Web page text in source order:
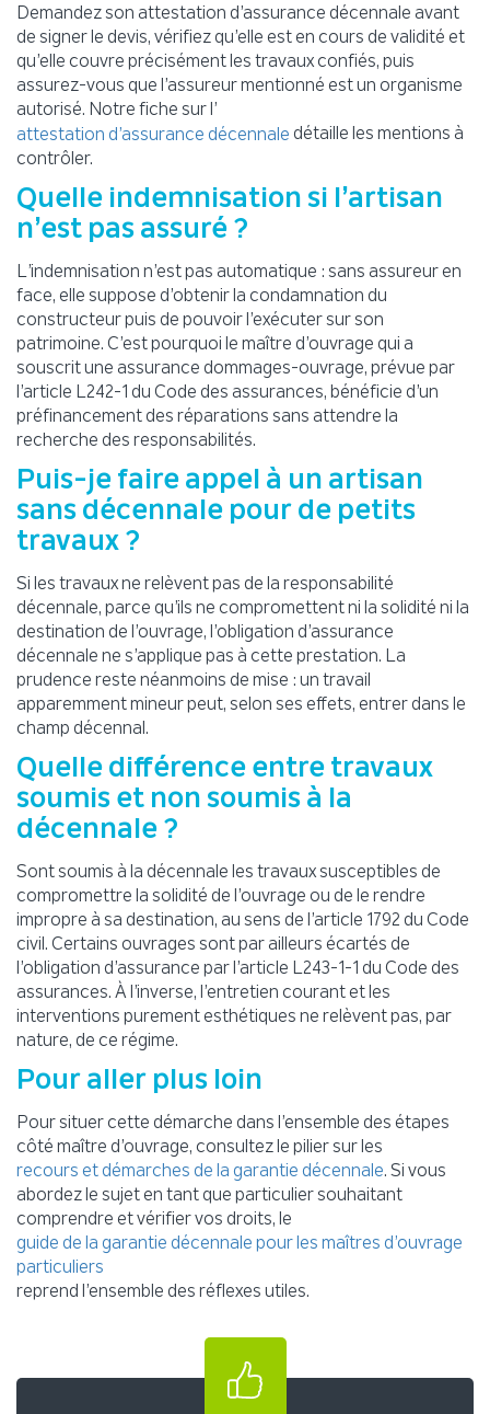
Demandez son attestation d’assurance décennale avant
de signer le devis, vérifiez qu’elle est en cours de validité et
qu’elle couvre précisément les travaux confiés, puis
assurez-vous que l’assureur mentionné est un organisme
autorisé. Notre fiche sur l’
attestation d’assurance décennale détaille les mentions à
contrôler.
Quelle indemnisation si l’artisan
n’est pas assuré ?
L’indemnisation n’est pas automatique : sans assureur en
face, elle suppose d’obtenir la condamnation du
constructeur puis de pouvoir l’exécuter sur son
patrimoine. C’est pourquoi le maître d’ouvrage qui a
souscrit une assurance dommages-ouvrage, prévue par
l’article L242-1 du Code des assurances, bénéficie d’un
préfinancement des réparations sans attendre la
recherche des responsabilités.
Puis-je faire appel à un artisan
sans décennale pour de petits
travaux ?
Si les travaux ne relèvent pas de la responsabilité
décennale, parce qu’ils ne compromettent ni la solidité ni la
destination de l’ouvrage, l’obligation d’assurance
décennale ne s’applique pas à cette prestation. La
prudence reste néanmoins de mise : un travail
apparemment mineur peut, selon ses effets, entrer dans le
champ décennal.
Quelle différence entre travaux
soumis et non soumis à la
décennale ?
Sont soumis à la décennale les travaux susceptibles de
compromettre la solidité de l’ouvrage ou de le rendre
impropre à sa destination, au sens de l’article 1792 du Code
civil. Certains ouvrages sont par ailleurs écartés de
l’obligation d’assurance par l’article L243-1-1 du Code des
assurances. À l’inverse, l’entretien courant et les
interventions purement esthétiques ne relèvent pas, par
nature, de ce régime.
Pour aller plus loin
Pour situer cette démarche dans l’ensemble des étapes
côté maître d’ouvrage, consultez le pilier sur les
recours et démarches de la garantie décennale. Si vous
abordez le sujet en tant que particulier souhaitant
comprendre et vérifier vos droits, le
guide de la garantie décennale pour les maîtres d’ouvrage
particuliers
reprend l’ensemble des réflexes utiles.